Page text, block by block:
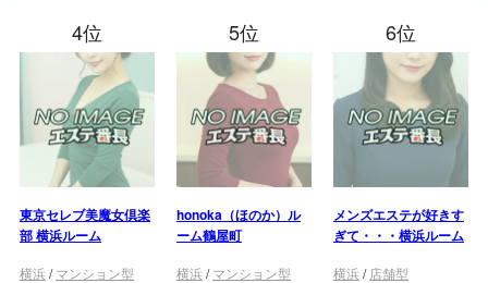
4位
東京セレブ美魔女倶楽
部 横浜ルーム
横浜/マンション型
5位
honoka（ほのか）ル
ーム鶴屋町
横浜/マンション型
6位
メンズエステが好きす
ぎて・・・横浜ルーム
横浜/ 店舗型